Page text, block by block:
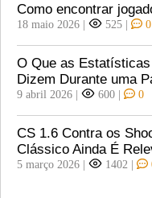
Como encontrar
18 maio 2026 | 525 | 0
O Que as
Dizem Durante uma
9 abril 2026 | 600 | 0
CS 1.6 Contra os
Clássico Ainda É
5 março 2026 | 1402 |